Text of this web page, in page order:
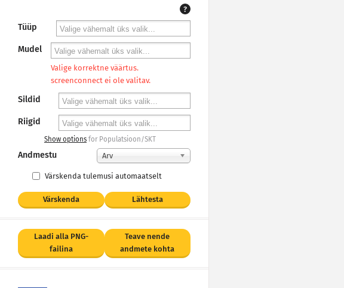
?
Tüüp
Mudel
Valige korrektne väärtus.
screenconnect ei ole valitav.
Sildid
Riigid
Show options for Populatsioon/SKT
Andmestu Arv
Värskenda tulemusi automaatselt
Värskenda Lähtesta
Laadi alla PNG-
failina
Teave nende
andmete kohta